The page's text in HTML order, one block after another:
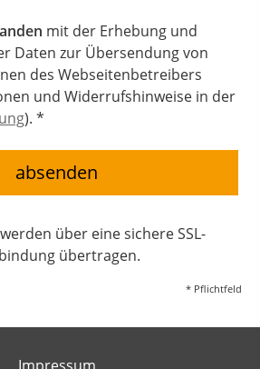
mit der Erhebung und
Daten zur Übersendung von
des Webseitenbetreibers
und Widerrufshinweise in der
). *
absenden
über eine sichere SSL-
übertragen.
* Pflichtfeld